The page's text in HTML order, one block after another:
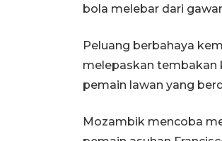
bola melebar dari
Peluang berbahaya
melepaskan tembakan
pemain lawan yang
Mozambik mencoba